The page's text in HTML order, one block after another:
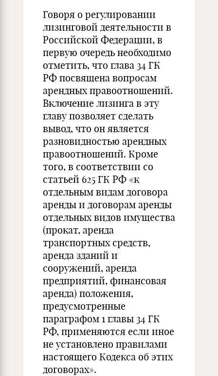
Говоря о регулировании
лизинговой деятельности в
Российской Федерации, в
первую очередь необходимо
отметить, что глава 34 ГК
РФ посвящена вопросам
арендных правоотношений.
Включение лизинга в эту
главу позволяет сделать
вывод, что он является
разновидностью арендных
правоотношений. Кроме
того, в соответствии со
статьей 625 ГК РФ «к
отдельным видам договора
аренды и договорам аренды
отдельных видов имущества
(прокат, аренда
транспортных средств,
аренда зданий и
сооружений, аренда
предприятий, финансовая
аренда) положения,
предусмотренные
параграфом 1 главы 34 ГК
РФ, применяются если иное
не установлено правилами
настоящего Кодекса об этих
договорах».